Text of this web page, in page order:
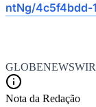
Flamengo
ntNg/4c5f4bdd-
Nota da Redação